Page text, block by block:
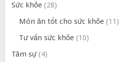
Sức khỏe(28)
Món ăn tốt cho sức khỏe(11)
Tư vấn sức khỏe(10)
Tâm sự(4)